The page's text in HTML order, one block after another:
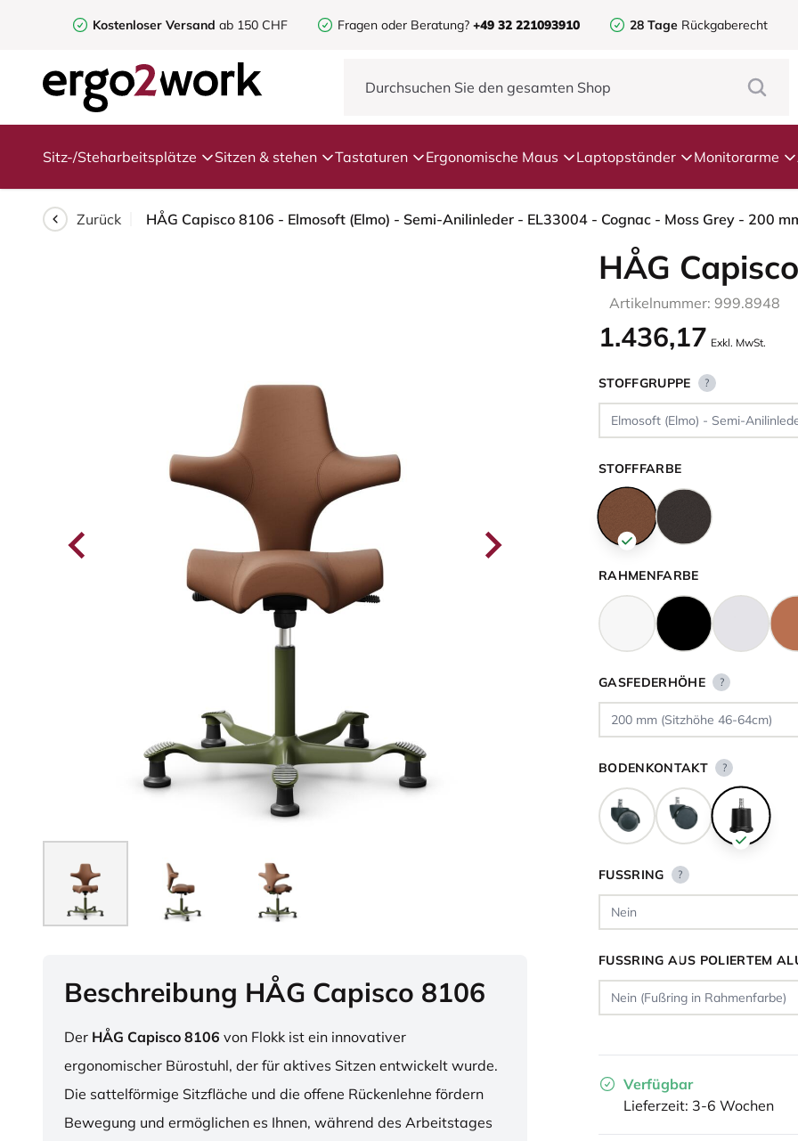
Kostenloser Versand ab 150 CHF Fragen oder Beratung? +49 32 221093910 28 Tage Rückgaberecht
Sitz-/Steharbeitsplätze Sitzen & stehen Tastaturen Ergonomische Maus Laptopständer Monitorarme
Zurück HÅG Capisco 8106 - Elmosoft (Elmo) - Semi-Anilinleder - EL33004 - Cognac - Moss Grey - 200
Beschreibung HÅG Capisco 8106
Der HÅG Capisco 8106 von Flokk ist ein innovativer
ergonomischer Bürostuhl, der für aktives Sitzen entwickelt wurde.
Die sattelförmige Sitzfläche und die offene Rückenlehne fördern
Bewegung und ermöglichen es Ihnen, während des Arbeitstages
HÅG
Artikelnummer: 999.8948
1.436,17 Exkl. MwSt.
STOFFGRUPPE ?
STOFFFARBE
RAHMENFARBE
GASFEDERHÖHE ?
BODENKONTAKT ?
FUSSRING ?
FUSSRING AUS POLIERTEM
Verfügbar
Lieferzeit: 3-6 Wochen